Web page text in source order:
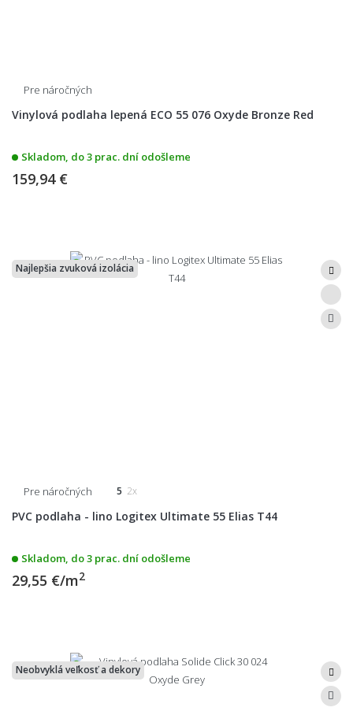
Pre náročných
Vinylová podlaha lepená ECO 55 076 Oxyde Bronze Red
Skladom, do 3 prac. dní odošleme
159,94 €
Najlepšia zvuková izolácia
Pre náročných 5 2x
PVC podlaha - lino Logitex Ultimate 55 Elias T44
Skladom, do 3 prac. dní odošleme
29,55 €/m2
Neobvyklá veľkosť a dekory